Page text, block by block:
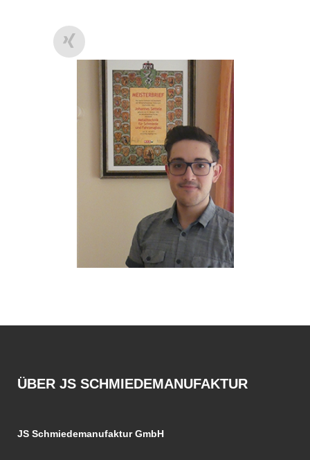
ÜBER JS SCHMIEDEMANUFAKTUR
JS Schmiedemanufaktur GmbH